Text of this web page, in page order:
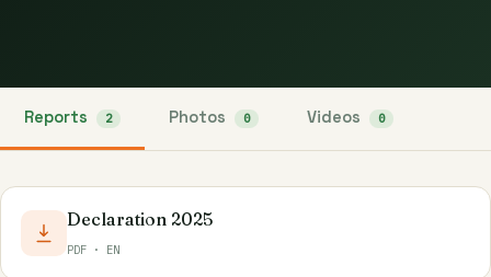
Reports 2 Photos 0 Videos 0
Declaration 2025
PDF · EN